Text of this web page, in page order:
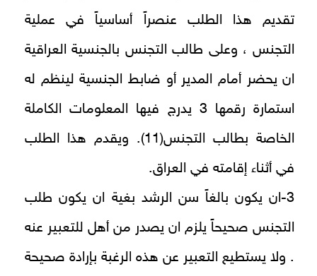
تقديم هذا الطلب عنصراً أساسياً في عملية
التجنس ، وعلى طالب التجنس بالجنسية العراقية
ان يحضر أمام المدير أو ضابط الجنسية لينظم له
استمارة رقمها 3 يدرج فيها المعلومات الكاملة
الخاصة بطالب التجنس(11). ويقدم هذا الطلب
في أثناء إقامته في العراق.
3-ان يكون بالغاً سن الرشد بغية ان يكون طلب
التجنس صحيحاً يلزم ان يصدر من أهل للتعبير عنه
. ولا يستطيع التعبير عن هذه الرغبة بإرادة صحيحة